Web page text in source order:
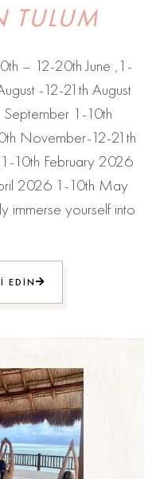
TULUM
– 12-20th June ,1-
-12-21th August
1-10th
November-12-21th
10th February 2026
2026 1-10th May
yourself into
EDIN